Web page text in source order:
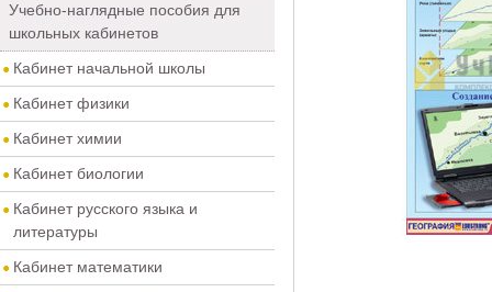
Учебно-наглядные пособия для
школьных кабинетов
Кабинет начальной школы
Кабинет физики
Кабинет химии
Кабинет биологии
Кабинет русского языка и
литературы
Кабинет математики